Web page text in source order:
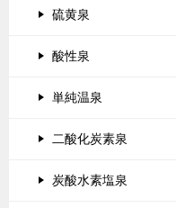
硫黄泉
酸性泉
単純温泉
二酸化炭素泉
炭酸水素塩泉